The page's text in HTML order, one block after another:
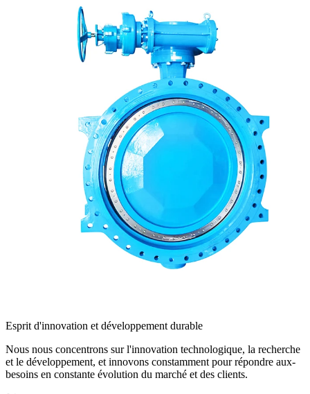
Esprit d'innovation et développement durable
Nous nous concentrons sur l'innovation technologique, la recherche
et le développement, et innovons constamment pour répondre aux-
besoins en constante évolution du marché et des clients.